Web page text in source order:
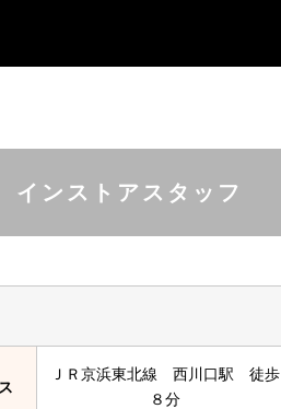
インストアスタッフ
ＪＲ京浜東北線 西川口駅 徒歩
８分